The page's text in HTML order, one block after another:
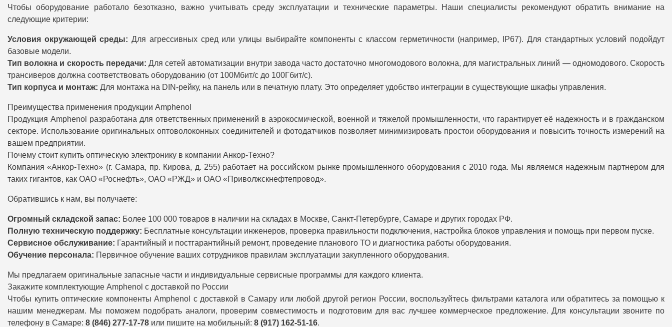
Чтобы оборудование работало безотказно, важно учитывать среду эксплуатации и технические параметры. Наши специалисты рекомендуют обратить внимание на
следующие критерии:
Условия окружающей среды: Для агрессивных сред или улицы выбирайте компоненты с классом герметичности (например, IP67). Для стандартных условий подойдут
базовые модели.
Тип волокна и скорость передачи: Для сетей автоматизации внутри завода часто достаточно многомодового волокна, для магистральных линий — одномодового. Скорость
трансиверов должна соответствовать оборудованию (от 100Мбит/с до 100Гбит/с).
Тип корпуса и монтаж: Для монтажа на DIN-рейку, на панель или в печатную плату. Это определяет удобство интеграции в существующие шкафы управления.
Преимущества применения продукции Amphenol
Продукция Amphenol разработана для ответственных применений в аэрокосмической, военной и тяжелой промышленности, что гарантирует её надежность и в гражданском
секторе. Использование оригинальных оптоволоконных соединителей и фотодатчиков позволяет минимизировать простои оборудования и повысить точность измерений на
вашем предприятии.
Почему стоит купить оптическую электронику в компании Анкор-Техно?
Компания «Анкор-Техно» (г. Самара, пр. Кирова, д. 255) работает на российском рынке промышленного оборудования с 2010 года. Мы являемся надежным партнером для
таких гигантов, как ОАО «Роснефть», ОАО «РЖД» и ОАО «Приволжскнефтепровод».
Обратившись к нам, вы получаете:
Огромный складской запас: Более 100 000 товаров в наличии на складах в Москве, Санкт-Петербурге, Самаре и других городах РФ.
Полную техническую поддержку: Бесплатные консультации инженеров, проверка правильности подключения, настройка блоков управления и помощь при первом пуске.
Сервисное обслуживание: Гарантийный и постгарантийный ремонт, проведение планового ТО и диагностика работы оборудования.
Обучение персонала: Первичное обучение ваших сотрудников правилам эксплуатации закупленного оборудования.
Мы предлагаем оригинальные запасные части и индивидуальные сервисные программы для каждого клиента.
Закажите комплектующие Amphenol с доставкой по России
Чтобы купить оптические компоненты Amphenol с доставкой в Самару или любой другой регион России, воспользуйтесь фильтрами каталога или обратитесь за помощью к
нашим менеджерам. Мы поможем подобрать аналоги, проверим совместимость и подготовим для вас лучшее коммерческое предложение. Для консультации звоните по
телефону в Самаре: 8 (846) 277-17-78 или пишите на мобильный: 8 (917) 162-51-16.